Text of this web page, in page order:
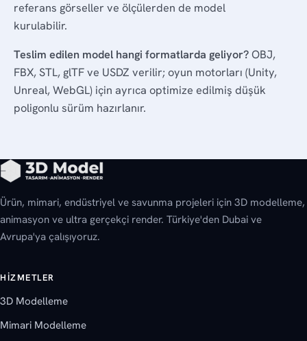
referans görseller ve ölçülerden de model
kurulabilir.
Teslim edilen model hangi formatlarda geliyor?OBJ,
FBX, STL, glTF ve USDZ verilir; oyun motorları (Unity,
Unreal, WebGL) için ayrıca optimize edilmiş düşük
poligonlu sürüm hazırlanır.
Ürün, mimari, endüstriyel ve savunma projeleri için 3D modelleme,
animasyon ve ultra gerçekçi render. Türkiye'den Dubai ve
Avrupa'ya çalışıyoruz.
HIZMETLER
3D Modelleme
Mimari Modelleme